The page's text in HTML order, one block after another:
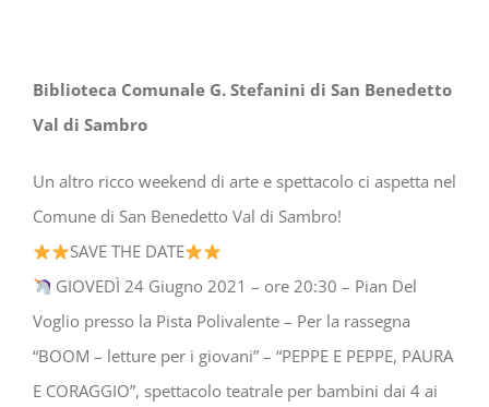
Biblioteca Comunale G. Stefanini di San Benedetto
Val di Sambro
Un altro ricco weekend di arte e spettacolo ci aspetta nel
Comune di San Benedetto Val di Sambro!
SAVE THE DATE
GIOVEDÌ 24 Giugno 2021 – ore 20:30 – Pian Del
Voglio presso la Pista Polivalente – Per la rassegna
“BOOM – letture per i giovani” – “PEPPE E PEPPE, PAURA
E CORAGGIO”, spettacolo teatrale per bambini dai 4 ai